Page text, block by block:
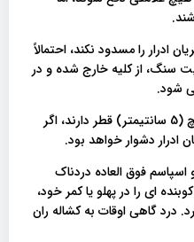
ادرار را مسدود نکند، احتمالاً
سنگ، از کلیه خارج شده و در
شود.
حالب ها ریز هستند، تقریباً 1/8 اینچ (5 سانتیمتر) قطر دارند، اگر
ادرار دشوار خواهد بود.
فوق العاده دردناک
ای را در پهلو یا کمر خود،
درد گاهی اوقات به کشاله ران